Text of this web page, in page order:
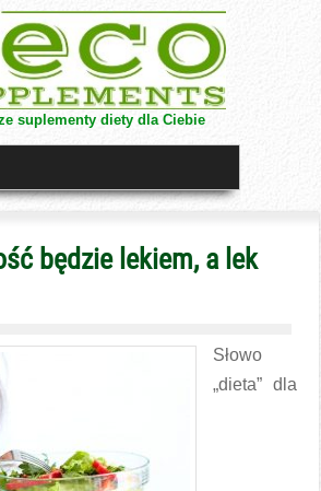
suplementy diety dla Ciebie
będzie lekiem, a lek
Słowo
„dieta” dla